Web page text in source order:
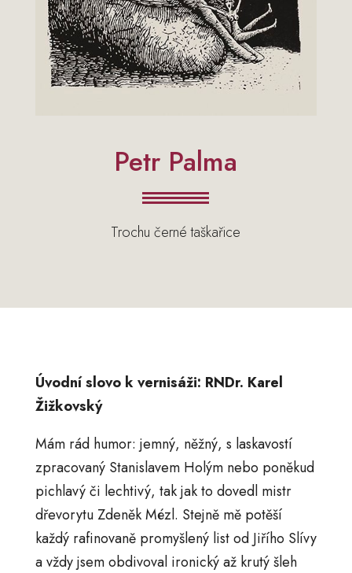
Petr Palma
Trochu černé taškařice
Úvodní slovo k vernisáži: RNDr. Karel
Žižkovský
Mám rád humor: jemný, něžný, s laskavostí
zpracovaný Stanislavem Holým nebo poněkud
pichlavý či lechtivý, tak jak to dovedl mistr
dřevorytu Zdeněk Mézl. Stejně mě potěší
každý rafinovaně promyšlený list od Jiřího Slívy
a vždy jsem obdivoval ironický až krutý šleh